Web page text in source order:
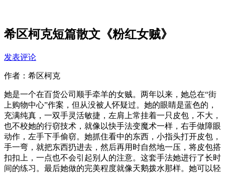
希区柯克短篇散文《粉红女贼》
发表评论
作者：希区柯克
她是一个在百货公司顺手牵羊的女贼。两年以来，她总在“街
上购物中心”作案，但从没被人怀疑过。她的眼睛是蓝色的，
充满纯真，一双手灵活敏捷，左肩上常挂着一只皮包，不大，
也不校她的行窃技术，就像以快手法变魔术一样，右手做障眼
动作，左手下手偷窃。她抓住看中的东西，小指头打开皮包，
手一弯，就把东西扔进去，然后再用时自然地一压，将皮包搭
扣扣上，一点也不会引起别人的注意。这套手法她进行了长时
间的练习。最后她做的完美程度就像天鹅拨水那样。她可以轻